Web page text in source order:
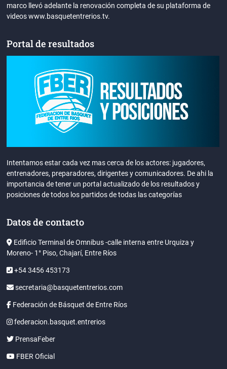
marco llevó adelante la renovación completa de su plataforma de
videos www.basquetentrerios.tv.
Portal de resultados
Intentamos estar cada vez mas cerca de los actores: jugadores,
entrenadores, preparadores, dirigentes y comunicadores. De ahi la
importancia de tener un portal actualizado de los resultados y
posiciones de todos los partidos de todas las categorías
Datos de contacto
Edificio Terminal de Omnibus -calle interna entre Urquiza y
Moreno- 1° Piso, Chajarí, Entre Ríos
+54 3456 453173
secretaria@basquetentrerios.com
Federación de Básquet de Entre Ríos
federacion.basquet.entrerios
PrensaFeber
FBER Oficial